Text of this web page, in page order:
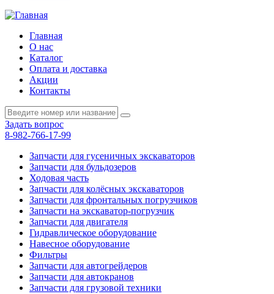
Главная
О нас
Каталог
Оплата и доставка
Акции
Контакты
Задать вопрос
8-982-766-17-99
Запчасти для гусеничных экскаваторов
Запчасти для бульдозеров
Ходовая часть
Запчасти для колёсных экскаваторов
Запчасти для фронтальных погрузчиков
Запчасти на экскаватор-погрузчик
Запчасти для двигателя
Гидравлическое оборудование
Навесное оборудование
Фильтры
Запчасти для автогрейдеров
Запчасти для автокранов
Запчасти для грузовой техники